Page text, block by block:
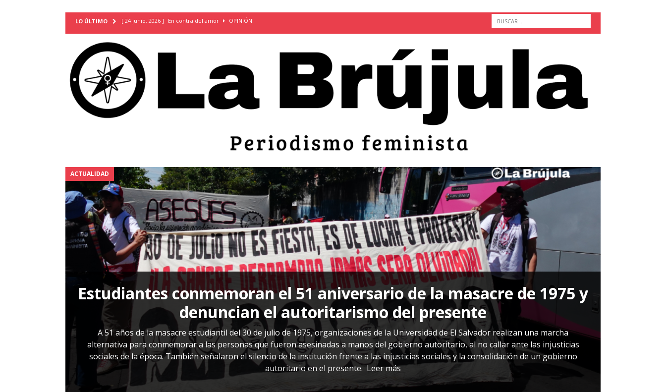
LO ÚLTIMO [ 24 junio, 2026 ] En contra del amor OPINIÓN
TERRITORIO
[ 21 febrero, 2026 ] Cuando la prevención de embarazos en niñas y adolescentes desaparece del territorio
INVESTIGACIONES
[ 31 julio, 2026 ] Estudiantes conmemoran el 51 aniversario de la masacre de 1975 y denuncian el
Piden mantener la libertad provisional de Sandra Leticia Hernández: víctima del régimen de
[ 28 julio, 2026 ] ARENA y FMLN apuestan por mujeres en sus fórmulas presidenciales para 2027
ACTUALIDAD
[ 24 julio, 2026 ] A María Hildaura le falló el Estado OPINIÓN
[ 28 julio, 2026 ] Más allá de los casos: cómo entender el VIH en El Salvador ACTUALIDAD
ACTUALIDAD
Estudiantes conmemoran el 51 aniversario de la masacre de 1975 y
denuncian el autoritarismo del presente
A 51 años de la masacre estudiantil del 30 de julio de 1975, organizaciones de la Universidad de El Salvador realizan una marcha
alternativa para conmemorar a las personas que fueron asesinadas a manos del gobierno autoritario, al no callar ante las injusticias
sociales de la época. También señalaron el silencio de la institución frente a las injusticias sociales y la consolidación de un gobierno
autoritario en el presente.Leer más